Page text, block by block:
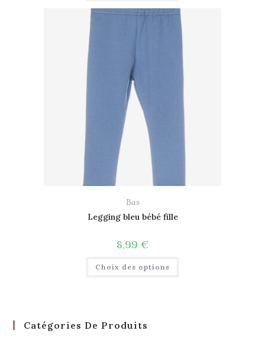
Bas
Legging bleu bébé fille
8,99 €
Choix des options
Catégories De Produits